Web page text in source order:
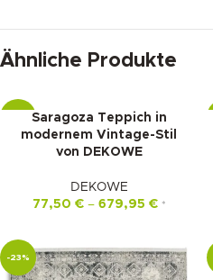
Ähnliche Produkte
Saragoza Teppich in
modernem Vintage-Stil
von DEKOWE
DEKOWE
77,50 €– 679,95 € *
-23%